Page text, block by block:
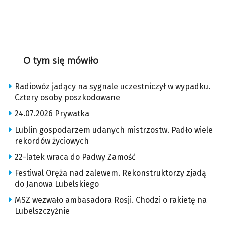
O tym się mówiło
Radiowóz jadący na sygnale uczestniczył w wypadku.
Cztery osoby poszkodowane
24.07.2026 Prywatka
Lublin gospodarzem udanych mistrzostw. Padło wiele
rekordów życiowych
22-latek wraca do Padwy Zamość
Festiwal Oręża nad zalewem. Rekonstruktorzy zjadą
do Janowa Lubelskiego
MSZ wezwało ambasadora Rosji. Chodzi o rakietę na
Lubelszczyźnie